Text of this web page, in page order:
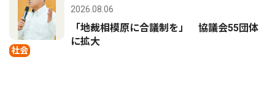
社会
2026.08.06
「地裁相模原に合議制を」 協議会55団体
に拡大